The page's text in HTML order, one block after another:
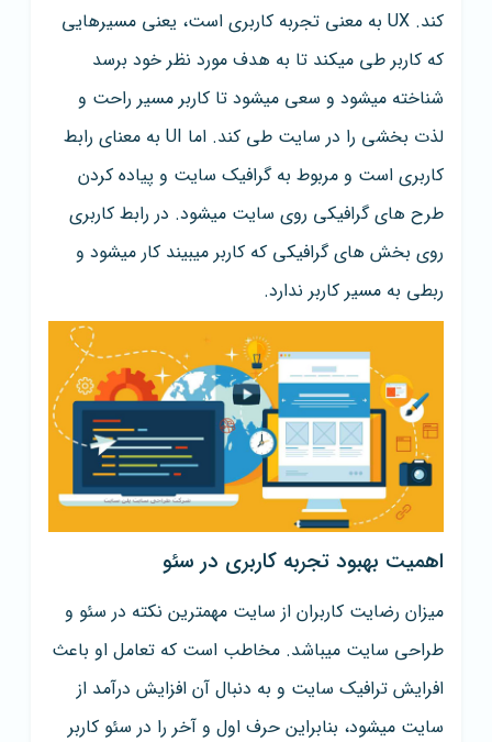
کند. UX به معنی تجربه کاربری است، یعنی مسیرهایی
که کاربر طی میکند تا به هدف مورد نظر خود برسد
شناخته میشود و سعی میشود تا کاربر مسیر راحت و
لذت بخشی را در سایت طی کند. اما UI به معنای رابط
کاربری است و مربوط به گرافیک سایت و پیاده کردن
طرح های گرافیکی روی سایت میشود. در رابط کاربری
روی بخش های گرافیکی که کاربر میبیند کار میشود و
ربطی به مسیر کاربر ندارد.
اهمیت بهبود تجربه کاربری در سئو
میزان رضایت کاربران از سایت مهمترین نکته در سئو و
طراحی سایت میباشد. مخاطب است که تعامل او باعث
افرایش ترافیک سایت و به دنبال آن افزایش درآمد از
سایت میشود، بنابراین حرف اول و آخر را در سئو کاربر